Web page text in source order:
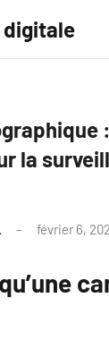
la
février 6,